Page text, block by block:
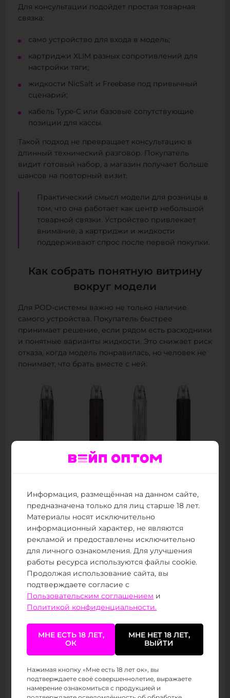
Для консультации подойдет простая товарная
связка:
само устройство для входа в модель;
картриджи XLIM разных сопротивлений для
настройки тяги;
жидкости NicSalt и Freebase под привычный
сценарий;
кабель Type-C или базовые сопутствующие
позиции для кассы.
Такой подход не превращает консультацию в
длинный технический разговор. Покупатель
видит готовый набор, а магазин получает больше
шансов на повторный визит.
Практический смысл модели для розницы в
том, что она работает как центр небольшой
товарной связки. Устройство привлекает
внимание, а картриджи и жидкости
поддерживают спрос после первой покупки.
Как собрать понятную витрину
вокруг модели
Для POD-системы важно не только наличие
самого устройства. Покупатель быстрее
принимает решение, если рядом есть расходники
и понятные варианты жидкости. Это снижает риск
отказа, когда модель понравилась, но человек не
понимает, что брать вместе с ней.
спокойную MTL-затяжку, другой хочет более
свободную тягу, третий выбирает устройство по
экрану и дизайну. Таблица помогает разложить
ассортимент вокруг этих запросов и не
перегружать полку случайными позициями.
Категория Что поставить рядом
Устройство
OXVA XLIM 3 ULTRA в
Картриджи
XLIM Top Fill 0.6, 0.8, 1.2 Ом
Жидкости
NicSalt и Freebase в
Сопутствующие товары
Кабели Type-C и базовые
Такая матрица не требует широкой выкладки.
Достаточно держать несколько цветов
устройства, базовый набор картриджей и
Информация, размещённая на данном сайте,
предназначена только для лиц старше 18 лет.
Материалы носят исключительно
информационный характер, не являются
рекламой и предоставлены исключительно
для личного ознакомления. Для улучшения
работы ресурса используются файлы cookie.
Продолжая использование сайта, вы
подтверждаете согласие с
Пользовательским соглашением и
Политикой конфиденциальности.
МНЕ ЕСТЬ 18 ЛЕТ,
ОК
МНЕ НЕТ 18 ЛЕТ,
ВЫЙТИ
Нажимая кнопку «Мне есть 18 лет ок», вы
подтверждаете своё совершеннолетие, выражаете
намерение ознакомиться с продукцией и